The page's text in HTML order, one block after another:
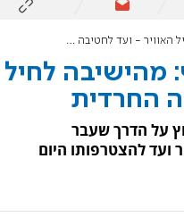
- ועד לחטיבה החרדית
מהישיבה לחיל
החרדית
על הדרך שעבר
ועד להצטרפותו היום